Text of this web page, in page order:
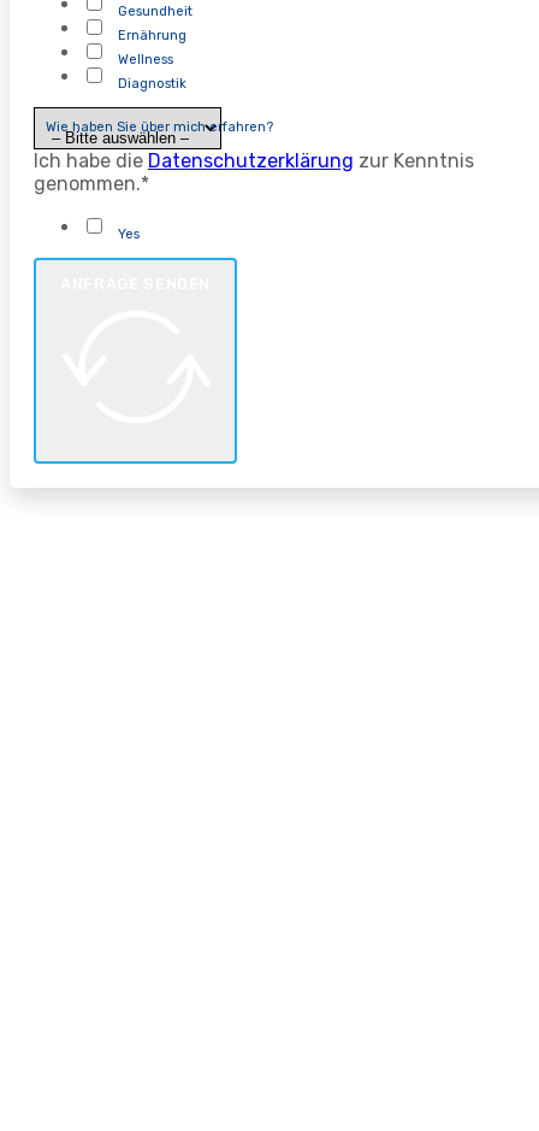
Gesundheit
Ernährung
Wellness
Diagnostik
Wie haben Sie über mich erfahren?
Ich habe die Datenschutzerklärung zur Kenntnis
genommen.*
Yes